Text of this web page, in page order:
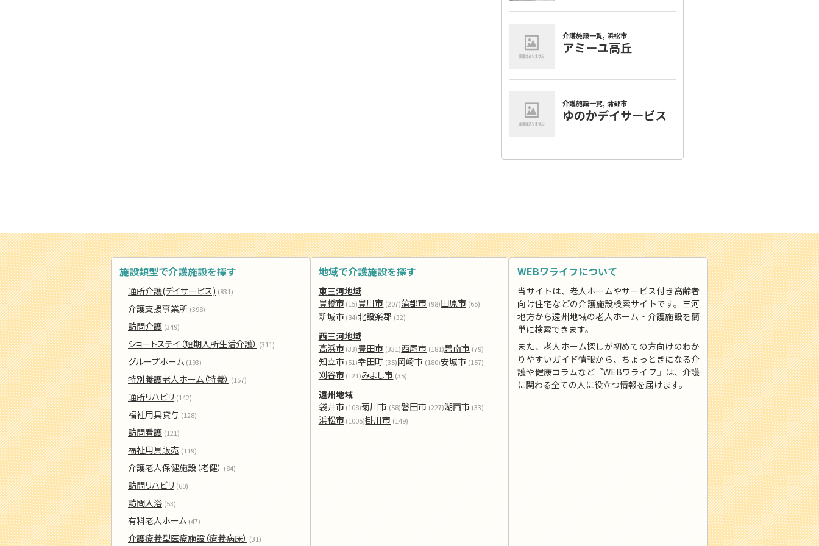
施設類型で介護施設を探す
通所介護(デイサービス) (831)
介護支援事業所 (398)
訪問介護 (349)
ショートステイ（短期入所生活介護） (311)
グループホーム (193)
特別養護老人ホーム（特養） (157)
通所リハビリ (142)
福祉用具貸与 (128)
訪問看護 (121)
福祉用具販売 (119)
介護老人保健施設（老健） (84)
訪問リハビリ (60)
訪問入浴 (53)
有料老人ホーム (47)
介護療養型医療施設（療養病床） (31)
地域で介護施設を探す
東三河地域
豊橋市 (15)豊川市 (207)蒲郡市 (98)田原市 (65)
新城市 (84)北設楽郡 (32)
西三河地域
高浜市 (33)豊田市 (331)西尾市 (181)碧南市 (79)
知立市 (51)幸田町 (35)岡崎市 (180)安城市 (157)
刈谷市 (121)みよし市 (35)
遠州地域
袋井市 (108)菊川市 (58)磐田市 (227)湖西市 (33)
浜松市 (1005)掛川市 (149)
WEBワライフについて
当サイトは、老人ホームやサービス付き高齢者
向け住宅などの介護施設検索サイトです。三河
地方から遠州地域の老人ホーム・介護施設を簡
単に検索できます。
また、老人ホーム探しが初めての方向けのわか
りやすいガイド情報から、ちょっときになる介
護や健康コラムなど『WEBワライフ』は、介護
に関わる全ての人に役立つ情報を届けます。